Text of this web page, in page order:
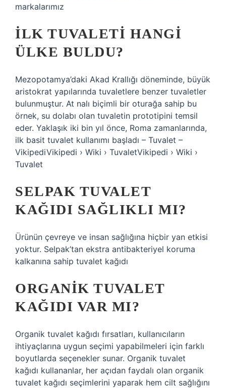
markalarımız
İLK TUVALETI HANGI
ÜLKE BULDU?
Mezopotamya’daki Akad Krallığı döneminde, büyük
aristokrat yapılarında tuvaletlere benzer tuvaletler
bulunmuştur. At nalı biçimli bir oturağa sahip bu
örnek, su dolabı olan tuvaletin prototipini temsil
eder. Yaklaşık iki bin yıl önce, Roma zamanlarında,
ilk basit tuvalet kullanımı başladı – Tuvalet –
VikipediVikipedi › Wiki › TuvaletVikipedi › Wiki ›
Tuvalet
SELPAK TUVALET
KAĞIDI SAĞLIKLI MI?
Ürünün çevreye ve insan sağlığına hiçbir yan etkisi
yoktur. Selpak’tan ekstra antibakteriyel koruma
kalkanına sahip tuvalet kağıdı
ORGANIK TUVALET
KAĞIDI VAR MI?
Organik tuvalet kağıdı fırsatları, kullanıcıların
ihtiyaçlarına uygun seçimi yapabilmeleri için farklı
boyutlarda seçenekler sunar. Organik tuvalet
kağıdı kullananlar, her açıdan faydalı olan organik
tuvalet kağıdı seçimlerini yaparak hem cilt sağlığını